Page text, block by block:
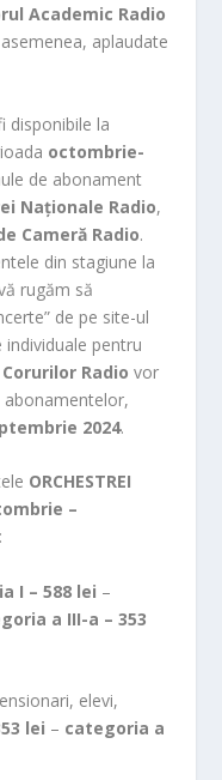
Academic Radio
aplaudate
disponibile la
octombrie-
de abonament
Naționale Radio,
Cameră Radio.
din stagiune la
rugăm să
de pe site-ul
individuale pentru
Radio vor
abonamentelor,
2024.
ORCHESTREI
–
:
I – 588 lei –
a III-a – 353
elevi,
lei – categoria a